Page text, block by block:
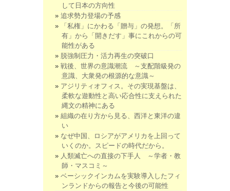
して日本の方向性
追求勢力登場の予感
「私権」にかわる「贈与」の発想。「所
有」から「開きだす」事にこれからの可
能性がある
脱強制圧力・活力再生の突破口
戦後、世界の意識潮流 ～支配階級発の
意識、大衆発の根源的な意識～
アジリティオフィス。その実現基盤は、
柔軟な遊動性と高い応合性に支えられた
縄文の精神にある
組織の在り方から見る、西洋と東洋の違
い
なぜ中国、ロシアがアメリカを上回って
いくのか。スピードの時代だから。
人類滅亡への直接の下手人 ～学者・教
師・マスコミ～
ベーシックインカムを実験導入したフィ
ンランドからの報告と今後の可能性